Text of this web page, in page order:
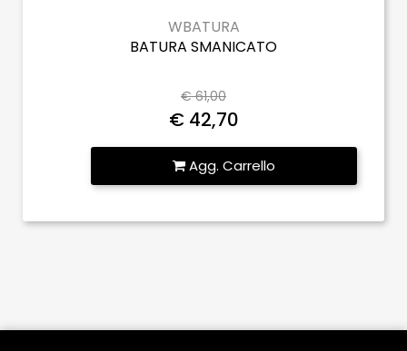
WBATURA
BATURA SMANICATO
€ 61,00
€ 42,70
Quantità
Agg. Carrello